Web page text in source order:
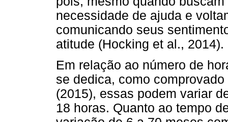
necessidade de ajuda e
comunicando seus
atitude (Hocking et al., 2014).
Em relação ao número de
se dedica, como
(2015), essas podem variar
18 horas. Quanto ao tempo